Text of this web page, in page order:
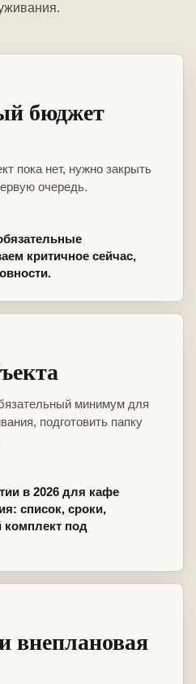
бюджет
пока нет, нужно закрыть
очередь.
критичное сейчас,
минимум для
подготовить папку
в 2026 для кафе
список, сроки,
комплект под
внеплановая